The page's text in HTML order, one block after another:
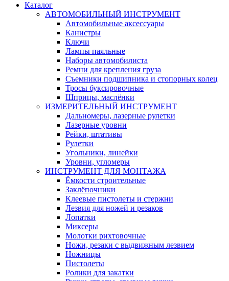
Каталог
АВТОМОБИЛЬНЫЙ ИНСТРУМЕНТ
Автомобильные аксессуары
Канистры
Ключи
Лампы паяльные
Наборы автомобилиста
Ремни для крепления груза
Съемники подшипника и стопорных колец
Тросы буксировочные
Шприцы, маслёнки
ИЗМЕРИТЕЛЬНЫЙ ИНСТРУМЕНТ
Дальномеры, лазерные рулетки
Лазерные уровни
Рейки, штативы
Рулетки
Угольники, линейки
Уровни, угломеры
ИНСТРУМЕНТ ДЛЯ МОНТАЖА
Ёмкости строительные
Заклёпочники
Клеевые пистолеты и стержни
Лезвия для ножей и резаков
Лопатки
Миксеры
Молотки рихтовочные
Ножи, резаки с выдвижным лезвием
Ножницы
Пистолеты
Ролики для закатки